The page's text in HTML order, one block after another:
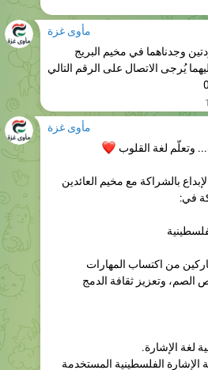
وجدناهما في مخيم البريج
يُرجى الاتصال على الرقم التالي
وتعلّم لغة القلوب
بالشراكة مع مخيم العائدين
من اكتساب المهارات
الفلسطينية المستخدمة
لترسيخ مهارات التواصل.